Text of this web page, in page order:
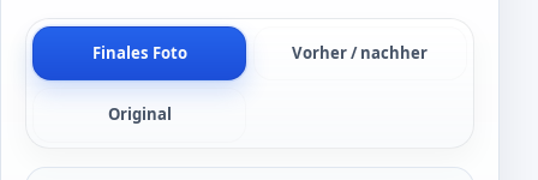
Finales Foto Vorher / nachher
Original